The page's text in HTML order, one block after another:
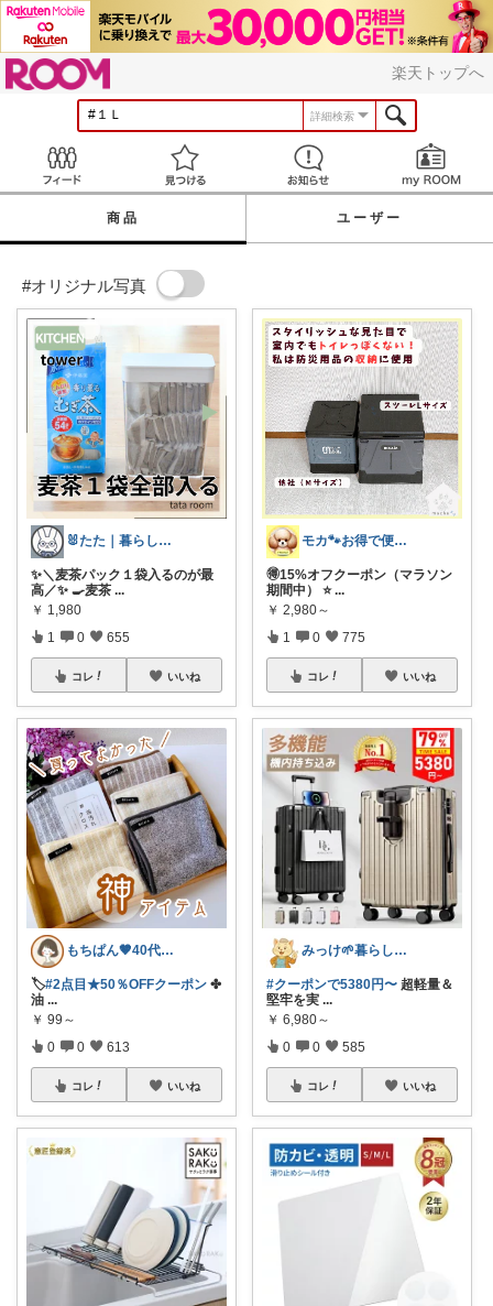
楽天トップへ
詳細検索
見つける お知らせ
商品 ユーザー
#オリジナル写真
🐰たた｜暮らしと子育て
✨＼麦茶パック１袋入るのが最
高／✨ 🍳麦茶 ...
￥ 1,980
1 0 655
コレ いいね
もちぱん🤎40代主婦のくらしメモ
🏷️#2点目★50％OFFクーポン ✤
油 ...
￥ 99～
0 0 613
コレ いいね
モカ🐾お得で便利💛犬とのおうち時間
🉐15%オフクーポン（マラソン
期間中） ⭐ ...
￥ 2,980～
1 0 775
コレ いいね
みっけ🌱暮らしとファッション
#クーポンで5380円〜 超軽量＆
堅牢を実 ...
￥ 6,980～
0 0 585
コレ いいね